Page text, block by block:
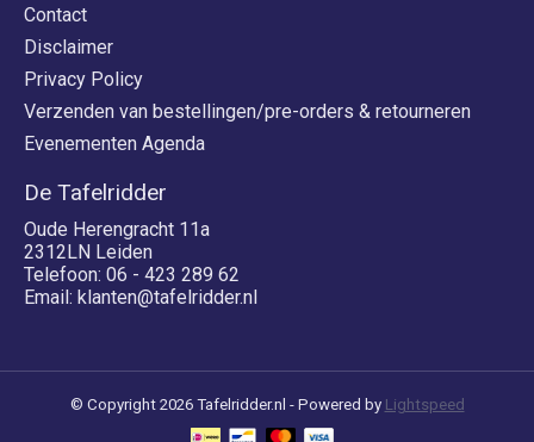
Contact
Disclaimer
Privacy Policy
Verzenden van bestellingen/pre-orders & retourneren
Evenementen Agenda
De Tafelridder
Oude Herengracht 11a
2312LN Leiden
Telefoon: 06 - 423 289 62
Email: klanten@tafelridder.nl
© Copyright 2026 Tafelridder.nl - Powered by Lightspeed